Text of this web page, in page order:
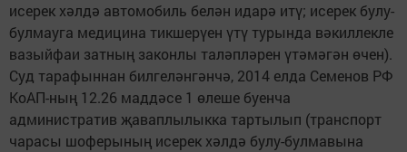
исерек хәлдә автомобиль белән идарә итү; исерек булу-
булмауга медицина тикшерүен үтү турында вәкиллекле
вазыйфаи затның законлы таләпләрен үтәмәгән өчен).
Суд тарафыннан билгеләнгәнчә, 2014 елда Семенов РФ
КоАП-ның 12.26 маддәсе 1 өлеше буенча
административ җаваплылыкка тартылып (транспорт
чарасы шоферының исерек хәлдә булу-булмавына